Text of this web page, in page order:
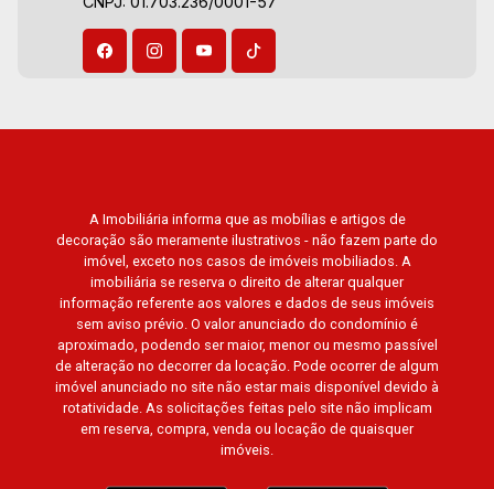
A Imobiliária informa que as mobílias e artigos de
decoração são meramente ilustrativos - não fazem parte do
imóvel, exceto nos casos de imóveis mobiliados. A
imobiliária se reserva o direito de alterar qualquer
informação referente aos valores e dados de seus imóveis
sem aviso prévio. O valor anunciado do condomínio é
aproximado, podendo ser maior, menor ou mesmo passível
de alteração no decorrer da locação. Pode ocorrer de algum
imóvel anunciado no site não estar mais disponível devido à
rotatividade. As solicitações feitas pelo site não implicam
em reserva, compra, venda ou locação de quaisquer
imóveis.